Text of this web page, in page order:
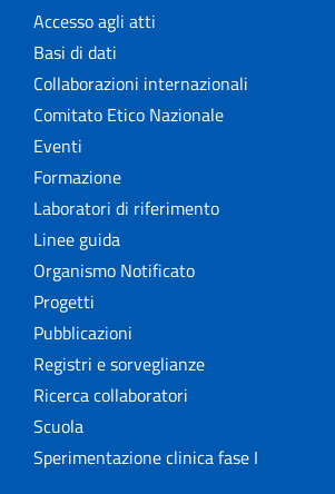
Accesso agli atti
Basi di dati
Collaborazioni internazionali
Comitato Etico Nazionale
Eventi
Formazione
Laboratori di riferimento
Linee guida
Organismo Notificato
Progetti
Pubblicazioni
Registri e sorveglianze
Ricerca collaboratori
Scuola
Sperimentazione clinica fase I